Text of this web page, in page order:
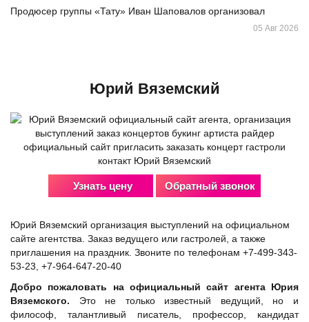
Продюсер группы «Тату» Иван Шаповалов организовал
05 Авг 2026
Юрий Вяземский
Узнать цену Обратный звонок
Юрий Вяземский организация выступлений на официальном
сайте агентства. Заказ ведущего или гастролей, а также
приглашения на праздник. Звоните по телефонам +7-499-343-
53-23, +7-964-647-20-40
Добро пожаловать на официальный сайт агента Юрия
Вяземского. Это не только известный ведущий, но и
философ, талантливый писатель, профессор, кандидат